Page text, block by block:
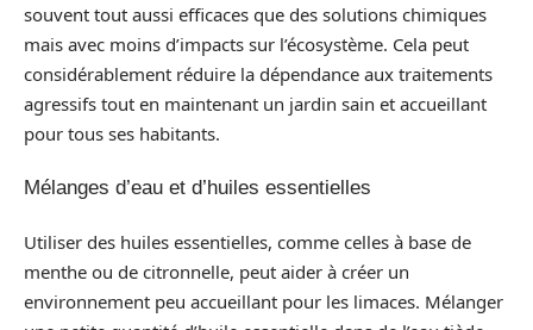
souvent tout aussi efficaces que des solutions chimiques
mais avec moins d’impacts sur l’écosystème. Cela peut
considérablement réduire la dépendance aux traitements
agressifs tout en maintenant un jardin sain et accueillant
pour tous ses habitants.
Mélanges d’eau et d’huiles essentielles
Utiliser des huiles essentielles, comme celles à base de
menthe ou de citronnelle, peut aider à créer un
environnement peu accueillant pour les limaces. Mélanger